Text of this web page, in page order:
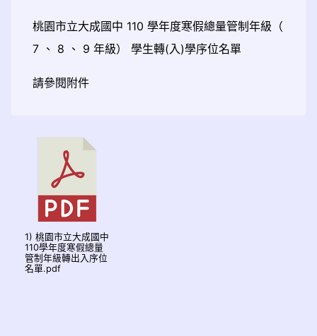
桃園市立大成國中 110 學年度寒假總量管制年級（
7 、 8 、 9 年級） 學生轉(入)學序位名單
請參閱附件
1) 桃園市立大成國中
110學年度寒假總量
管制年級轉出入序位
名單.pdf